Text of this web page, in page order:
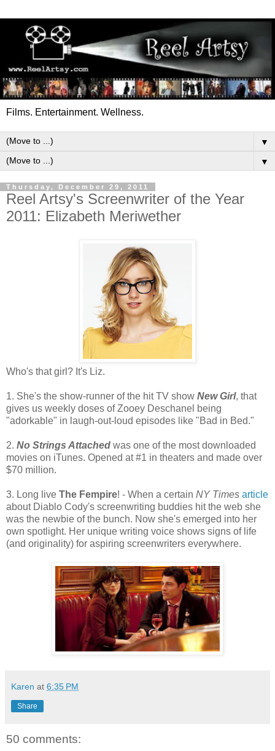
Films. Entertainment. Wellness.
▼
▼
Thursday, December 29, 2011
Reel Artsy's Screenwriter of the Year
2011: Elizabeth Meriwether
Who's that girl? It's Liz.
1. She's the show-runner of the hit TV show New Girl, that
gives us weekly doses of Zooey Deschanel being
"adorkable" in laugh-out-loud episodes like "Bad in Bed."
2. No Strings Attached was one of the most downloaded
movies on iTunes. Opened at #1 in theaters and made over
$70 million.
3. Long live The Fempire! - When a certain NY Times article
about Diablo Cody's screenwriting buddies hit the web she
was the newbie of the bunch. Now she's emerged into her
own spotlight. Her unique writing voice shows signs of life
(and originality) for aspiring screenwriters everywhere.
Karen at 6:35 PM
Share
50 comments: